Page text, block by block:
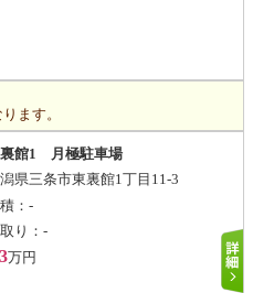
ます。
館1 月極駐車場
県三条市東裏館1丁目11-3
： -
り： -
万円